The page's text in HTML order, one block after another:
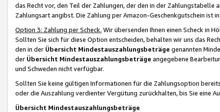
das Recht vor, den Teil der Zahlungen, der den in der
Zahlungsart angibst. Die Zahlung per Amazon-Geschenkgutschein ist
Option 3: Zahlung per Scheck. Wir übersenden Ihnen einen Scheck in
Sollten Sie sich für diese Option entscheiden, behalten wir uns das
den in der Übersicht Mindestauszahlungsbeträge genannten
der Übersicht Mindestauszahlungsbeträge angegebene
und Schweden nicht verfügbar.
Sollten Sie keine gültigen Informationen für die Zahlungsoption
oder die Auszahlung verdienter Vergütung zurückhalten, bis Sie
Übersicht Mindestauszahlungsbeträge